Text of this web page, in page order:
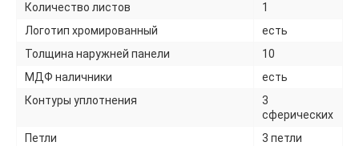
Количество листов
1
Логотип хромированный
есть
Толщина наружней панели
10
МДФ наличники
есть
Контуры уплотнения
3
сферических
Петли
3 петли